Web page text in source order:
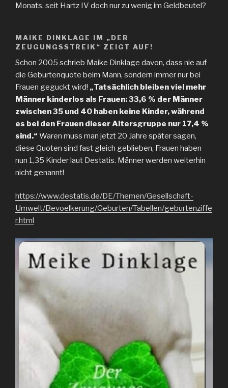
Monats, seit Hartz IV doch nur zu wenig im Geldbeutel?
MAIKE DINKLAGE IM „DER
ZEUGUNGSSTREIK“ ZEIGT AUF!
Schon 2005 schrieb Maike Dinklage davon, dass nie auf
die Geburtenquote beim Mann, sondern immer nur bei
Frauen geguckt wird! „Tatsächlich bleiben viel mehr
Männer kinderlos als Frauen: 33,6 % der Männer
zwischen 35 und 40 haben keine Kinder, während
es bei den Frauen dieser Altersgruppe nur 17,4 %
sind.“ Waren muss man jetzt 20 Jahre später sagen,
diese Quoten sind fast gleich geblieben, Frauen haben
nun 1,35 Kinder laut Destatis. Männer werden weiterhin
nicht genannt!
https://www.destatis.de/DE/Themen/Gesellschaft-
Umwelt/Bevoelkerung/Geburten/Tabellen/geburtenziffe
r.html